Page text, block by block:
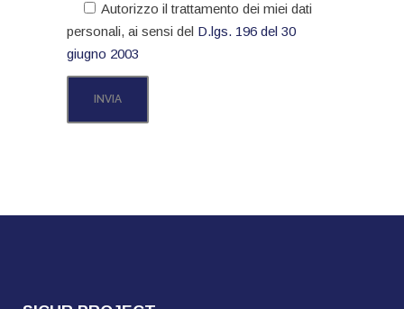
Autorizzo il trattamento dei miei dati
personali, ai sensi del D.lgs. 196 del 30
giugno 2003